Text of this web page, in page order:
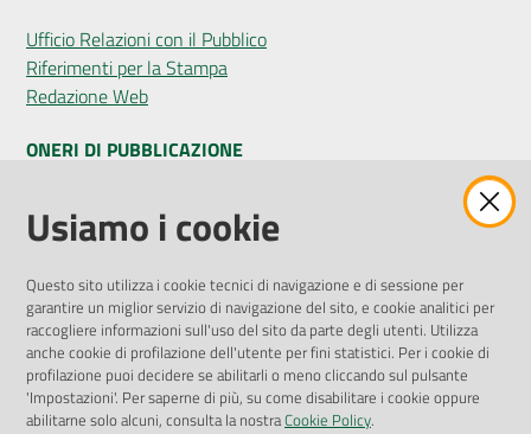
Ufficio Relazioni con il Pubblico
Riferimenti per la Stampa
Redazione Web
ONERI DI PUBBLICAZIONE
Amministrazione Trasparente
Pubblicità legale
Privacy Policy
Attuazione Misure PNRR
Liste di Attesa
ENTI, IMPRESE E PARTNER
Usiamo i cookie
Questo sito utilizza i cookie tecnici di navigazione e di sessione per
garantire un miglior servizio di navigazione del sito, e cookie analitici per
raccogliere informazioni sull'uso del sito da parte degli utenti. Utilizza
anche cookie di profilazione dell'utente per fini statistici. Per i cookie di
profilazione puoi decidere se abilitarli o meno cliccando sul pulsante
'Impostazioni'. Per saperne di più, su come disabilitare i cookie oppure
abilitarne solo alcuni, consulta la nostraCookie Policy.